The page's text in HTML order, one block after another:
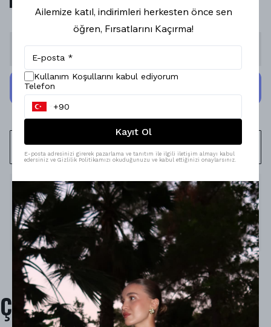
Stoğa Gelince Haber Ver
WHATSAPP
Ürün Açıklaması
Model Ölçüleri : 167cm/53kg
Modelin Beden : S beden
Ürün İçeriği : -
Ürün Boyu : 112cm.
Çok Satanlar
Ailemize katıl, indirimleri herkesten önce sen
öğren, Fırsatlarını Kaçırma!
Kullanım Koşullarını kabul ediyorum
Telefon
Kayıt Ol
E-posta adresinizi girerek pazarlama ve tanıtım ile ilgili iletişim almayı kabul
edersiniz ve Gizlilik Politikamızı okuduğunuzu ve kabul ettiğinizi onaylarsınız.